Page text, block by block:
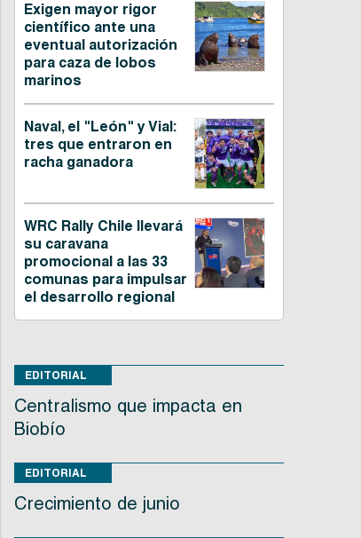
Exigen mayor rigor
científico ante una
eventual autorización
para caza de lobos
marinos
Naval, el "León" y Vial:
tres que entraron en
racha ganadora
WRC Rally Chile llevará
su caravana
promocional a las 33
comunas para impulsar
el desarrollo regional
EDITORIAL
Centralismo que impacta en
Biobío
EDITORIAL
Crecimiento de junio